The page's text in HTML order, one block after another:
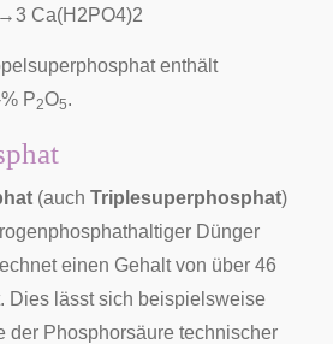
→3 Ca(H 2PO4)2
enthält
P2O5.
(auch Triplesuperphosphat)
Dünger
einen Gehalt von über 46
Dies lässt sich beispielsweise
der Phosphorsäure technischer